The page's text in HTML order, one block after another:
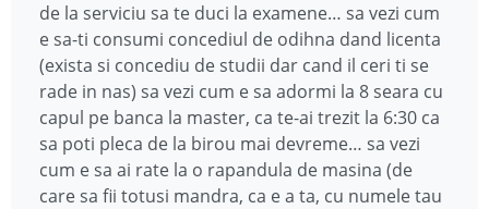
de la serviciu sa te duci la examene… sa vezi cum
e sa-ti consumi concediul de odihna dand licenta
(exista si concediu de studii dar cand il ceri ti se
rade in nas) sa vezi cum e sa adormi la 8 seara cu
capul pe banca la master, ca te-ai trezit la 6:30 ca
sa poti pleca de la birou mai devreme… sa vezi
cum e sa ai rate la o rapandula de masina (de
care sa fii totusi mandra, ca e a ta, cu numele tau